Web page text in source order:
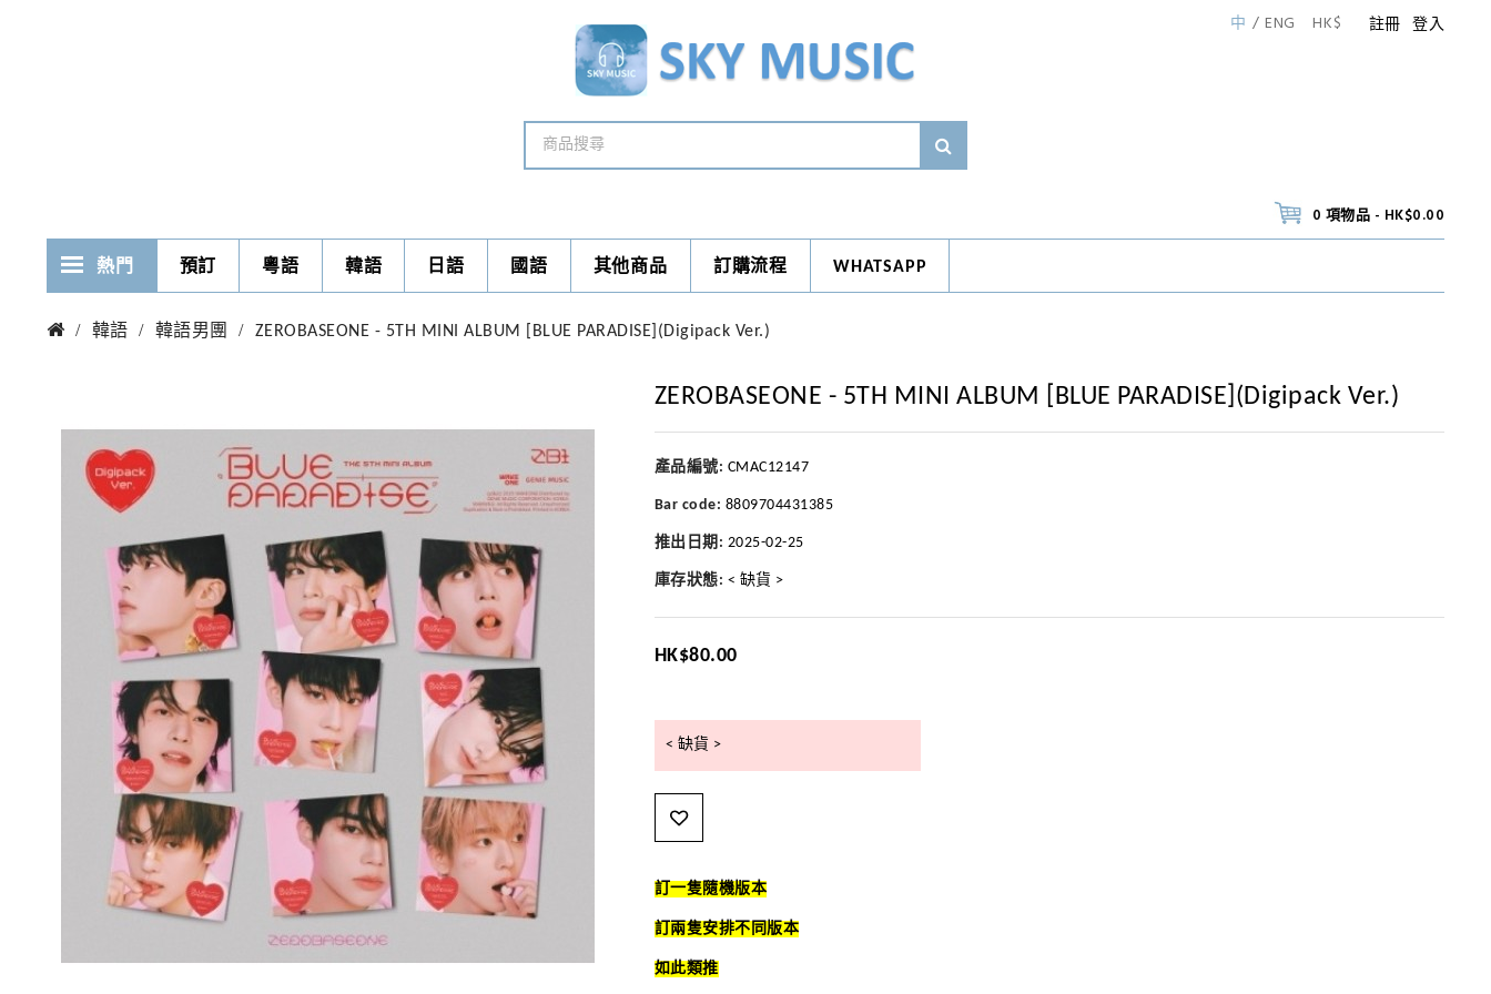
註冊 登入
中 ENG HK$
0 項物品 - HK$0.00
熱門 預訂 粵語 韓語 日語 國語 其他商品 訂購流程 WHATSAPP
韓語 韓語男團 ZEROBASEONE - 5TH MINI ALBUM [BLUE PARADISE](Digipack Ver.)
ZEROBASEONE - 5TH MINI ALBUM [BLUE PARADISE](Digipack Ver.)
產品編號: CMAC12147
Bar code: 8809704431385
推出日期: 2025-02-25
庫存狀態: < 缺貨 >
HK$80.00
< 缺貨 >
訂一隻隨機版本
訂兩隻安排不同版本
如此類推